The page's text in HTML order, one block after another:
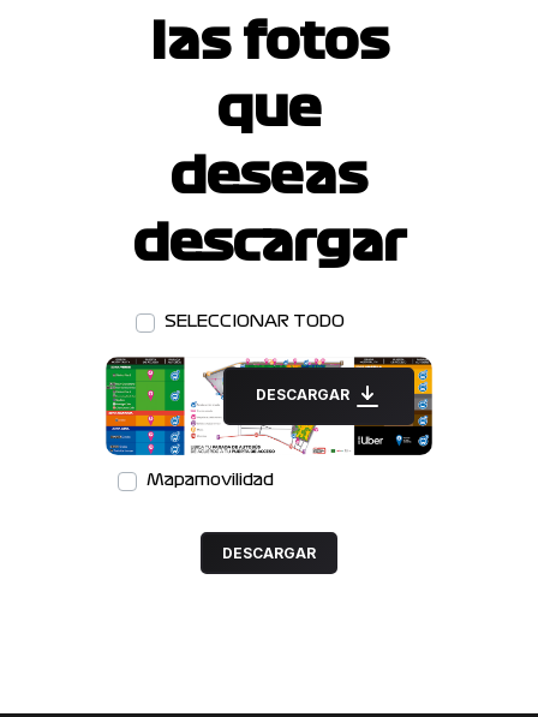
las fotos
que
deseas
descargar
SELECCIONAR TODO
DESCARGAR
Mapamovilidad
DESCARGAR